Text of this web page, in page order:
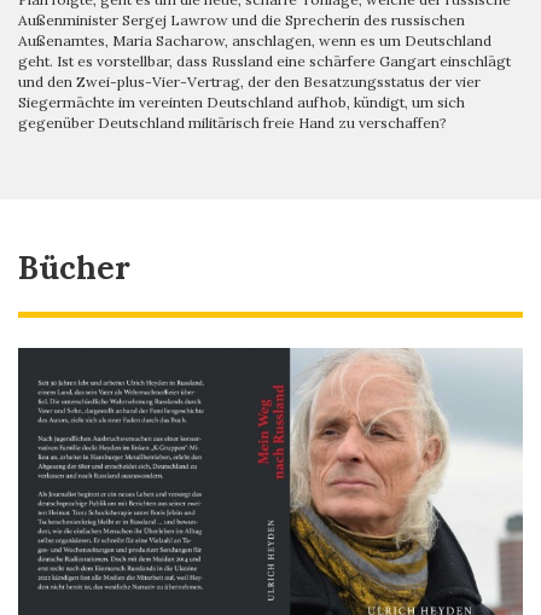
Außenminister Sergej Lawrow und die Sprecherin des russischen
Außenamtes, Maria Sacharow, anschlagen, wenn es um Deutschland
geht. Ist es vorstellbar, dass Russland eine schärfere Gangart einschlägt
und den Zwei-plus-Vier-Vertrag, der den Besatzungsstatus der vier
Siegermächte im vereinten Deutschland aufhob, kündigt, um sich
gegenüber Deutschland militärisch freie Hand zu verschaffen?
Bücher